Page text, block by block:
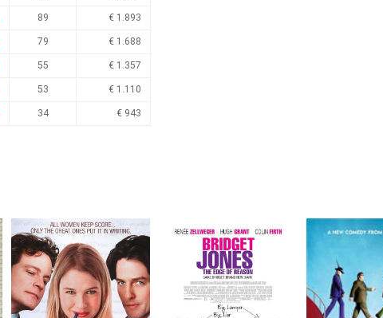
89 € 1.893
79 € 1.688
55 € 1.357
53 € 1.110
34 € 943